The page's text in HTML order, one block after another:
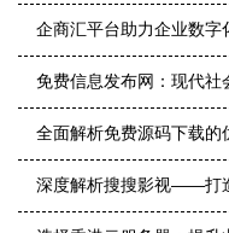
企商汇平台助力企业数字
免费信息发布网：现代社
全面解析免费源码下载的
深度解析搜搜影视——打